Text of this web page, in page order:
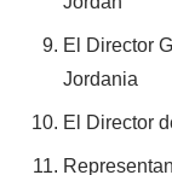
El Director
Jordania
El Director